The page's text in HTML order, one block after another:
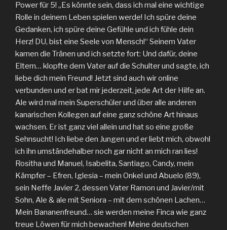
Power für 5! „Es könnte sein, dass ich mal eine wichtige
Rolle in deinem Leben spielen werde! Ich spüre deine
Gedanken, ich spüre deine Gefühle und ich fühle dein
Herz! DU, bist eine Seele von Mensch!“ Seinem Vater
kamen die Tränen und ich setzte fort: Und dafür, deine
Eltern… klopfte dem Vater auf die Schulter und sagte, ich
liebe dich mein Freund! Jetzt sind auch wir online
verbunden und er bat mir jederzeit, jede Art der Hilfe an.
Ale wird mal mein Superschüler und über alle anderen
kanarischen Kollegen auf eine ganz schöne Art hinaus
wachsen. Er ist ganz viel allein und hat so eine große
Sehnsucht! Ich liebe den Jungen und er liebt mich, obwohl
ich ihn umständehalber noch gar nicht an mich ran lies!
Rositha und Manuel, Isabelita, Santiago, Candy, mein
Kämpfer – Efren, Iglesia – mein Onkel und Abuelo (89),
sein Neffe Javier 2, dessen Vater Ramon und Javier/mit
Sohn, Ale & ale mit Seniora – mit dem schönen Lachen…
Mein Bananenfreund… sie werden meine Finca wie ganz
treue Löwen für mich bewachen! Meine deutschen